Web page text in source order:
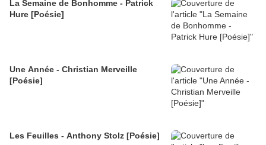
La Semaine de Bonhomme - Patrick
Hure [Poésie]
Une Année - Christian Merveille
[Poésie]
Les Feuilles - Anthony Stolz [Poésie]